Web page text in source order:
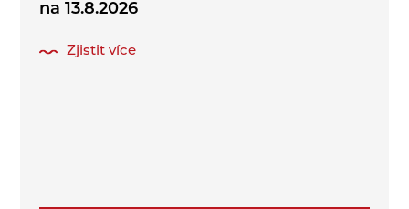
na 13.8.2026
Zjistit více